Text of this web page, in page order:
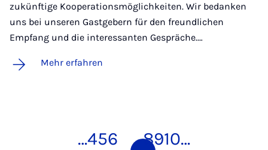
zukünftige Kooperationsmöglichkeiten. Wir bedanken
uns bei unseren Gastgebern für den freundlichen
Empfang und die interessanten Gespräche.…
Mehr erfahren
…456 7 8910…